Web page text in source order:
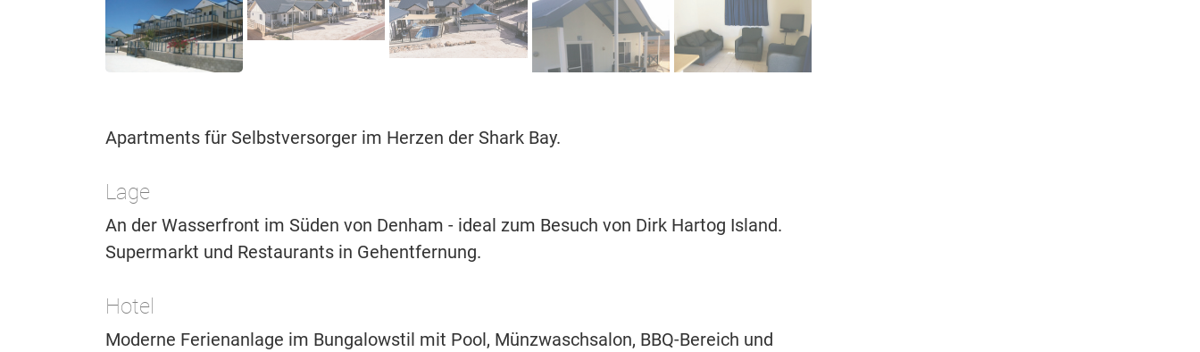
Apartments für Selbstversorger im Herzen der Shark Bay.
Lage
An der Wasserfront im Süden von Denham - ideal zum Besuch von Dirk Hartog Island.
Supermarkt und Restaurants in Gehentfernung.
Hotel
Moderne Ferienanlage im Bungalowstil mit Pool, Münzwaschsalon, BBQ-Bereich und